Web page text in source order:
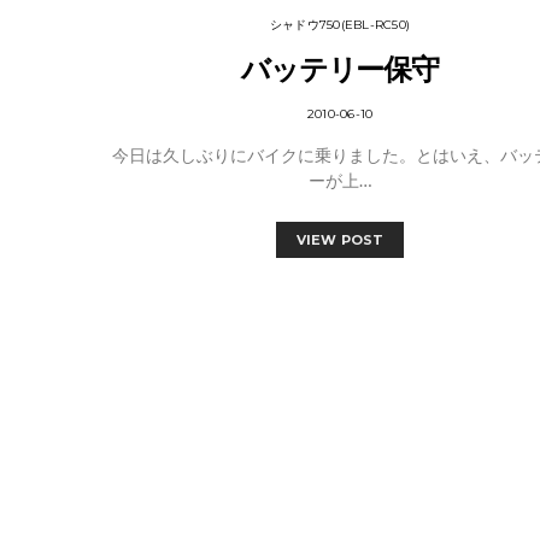
シャドウ750(EBL-RC50)
バッテリー保守
2010-06-10
今日は久しぶりにバイクに乗りました。とはいえ、バッ
ーが上…
VIEW POST